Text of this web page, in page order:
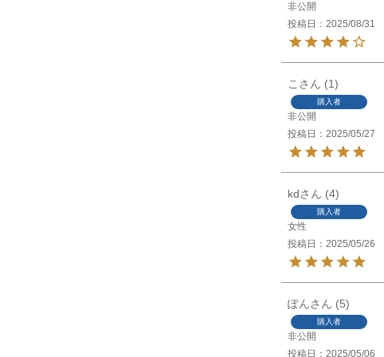
非公開
投稿日
2025/08/31
こ 1
購入者
非公開
投稿日
2025/05/27
kd 4
購入者
女性
投稿日
2025/05/26
ぽん 5
購入者
非公開
投稿日
2025/05/06